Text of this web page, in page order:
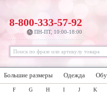
8-800-333-57-92
ПН-ПТ, 10:00-18:00
Большие размеры Одежда
F G H I J K